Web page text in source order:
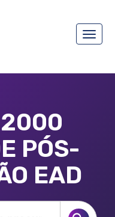
Toggle
2000
PÓS-
EAD